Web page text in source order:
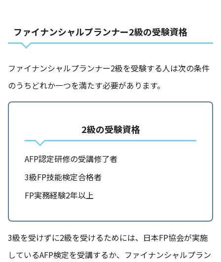
ファイナンシャルプランナー2級の受験資格
ファイナンシャルプランナー2級を受験する人は次の条件
のうちどれか一つを満たす必要があります。
2級の受験資格
AFP認定研修の受講修了者
3級FP技能検定合格者
FP実務経験2年以上
3級を受けずに2級を受けるためには、日本FP協会が実施
しているAFP検定を受講するか、ファイナンシャルプラン